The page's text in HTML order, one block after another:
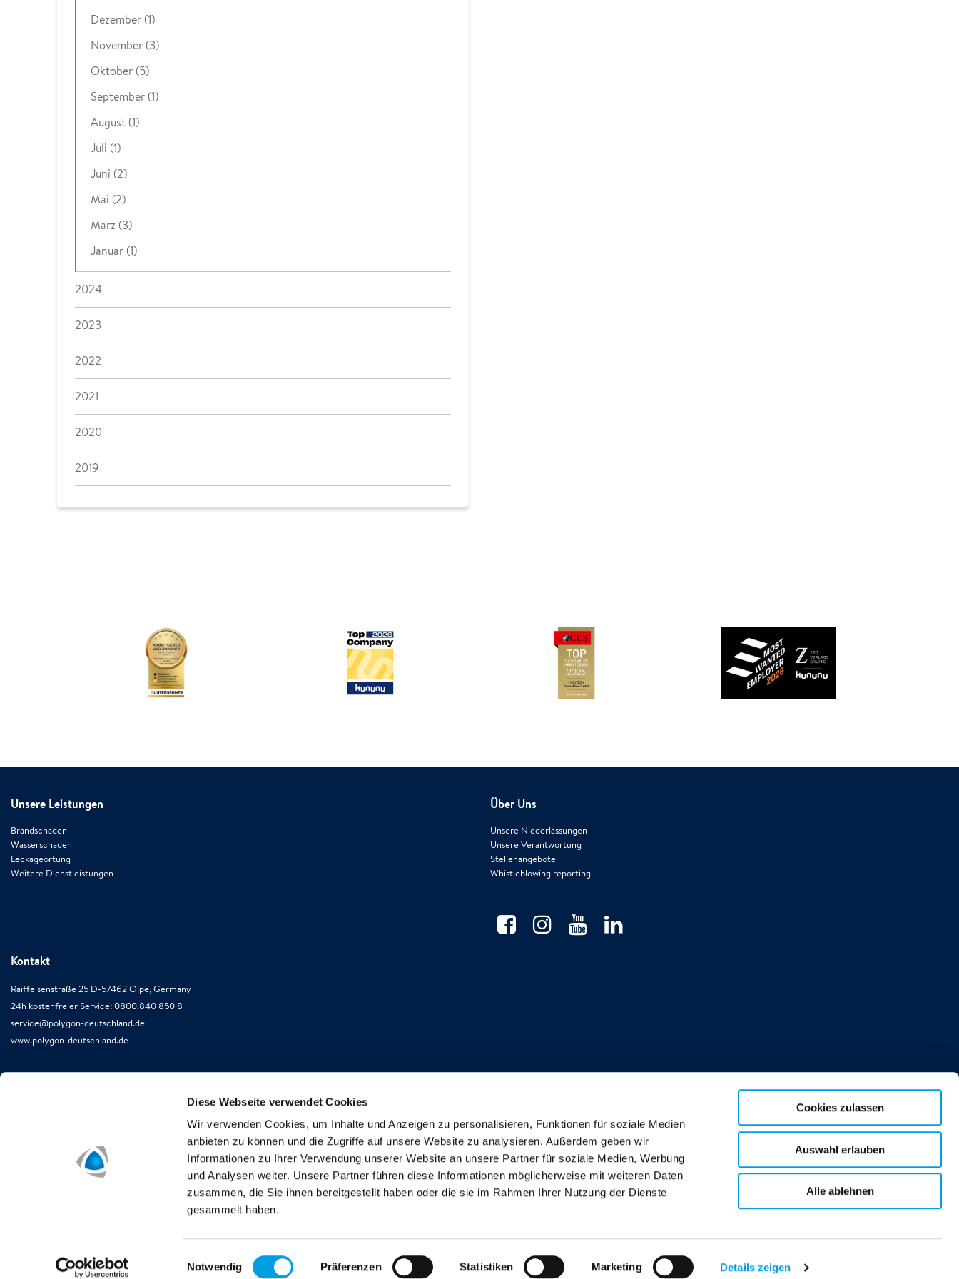
Diese Webseite verwendet Cookies
Wir verwenden Cookies, um Inhalte und Anzeigen zu personalisieren, Funktionen für soziale Medien
anbieten zu können und die Zugriffe auf unsere Website zu analysieren. Außerdem geben wir
Informationen zu Ihrer Verwendung unserer Website an unsere Partner für soziale Medien, Werbung
und Analysen weiter. Unsere Partner führen diese Informationen möglicherweise mit weiteren Daten
zusammen, die Sie ihnen bereitgestellt haben oder die sie im Rahmen Ihrer Nutzung der Dienste
gesammelt haben.
Einwilligungsauswahl
Notwendig Präferenzen Statistiken Marketing Details zeigen
Cookies zulassen
Auswahl erlauben
Alle ablehnen
Dezember (1)
November (3)
Oktober (5)
September (1)
August (1)
Juli (1)
Juni (2)
Mai (2)
März (3)
Januar (1)
2024
2023
2022
2021
2020
2019
Unsere Leistungen
Brandschaden
Wasserschaden
Leckageortung
Weitere Dienstleistungen
Über Uns
Unsere Niederlassungen
Unsere Verantwortung
Stellenangebote
Whistleblowing reporting
Kontakt
Raiffeisenstraße 25 D-57462 Olpe, Germany
24h kostenfreier Service: 0800.840 850 8
service@polygon-deutschland.de
www.polygon-deutschland.de
Impressum Datenschutzbestimmungen Rechtliche Hinweise Cookies
service@polygon-